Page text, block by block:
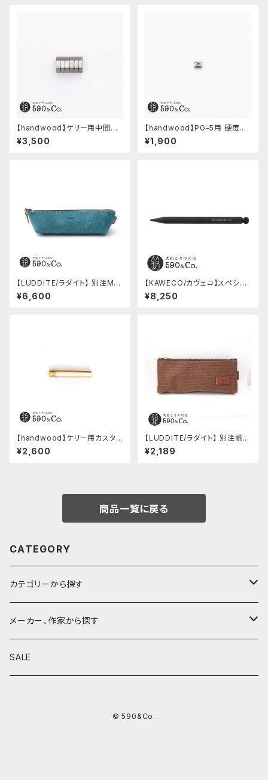
【handwood】ケリー用中間パ
ーツ/カスタムグリップ (八角形/
ステンレス)
¥3,500
【handwood】PG-5用 硬度表
示窓 (ステンレス/六角窓)
¥1,900
【LUDDITE/ラダイト】 別注MAY
Aレザーボートペンケース (ター
キーブルー)
¥6,600
【KAWECO/カヴェコ】スペシャ
ルペンシル(0.5mm)
¥8,250
【handwood】ケリー用カスタム
後軸 (真鍮)
¥2,600
【LUDDITE/ラダイト】 別注帆布
ベンディペンケース (コーヒー)
¥2,189
商品一覧に戻る
CATEGORY
カテゴリーから探す
鉛筆
鉛筆補助軸
メーカー、作家から探す
590&Co.
SALE
© 590&Co.